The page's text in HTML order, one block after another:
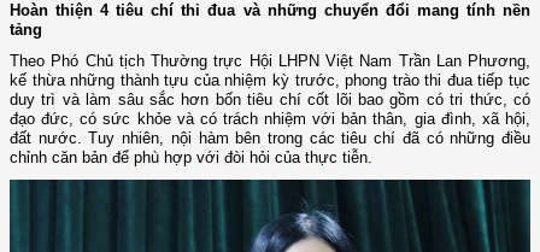
Hoàn thiện 4 tiêu chí thi đua và những chuyển đổi mang tính nền
tảng
Theo Phó Chủ tịch Thường trực Hội LHPN Việt Nam Trần Lan Phương,
kế thừa những thành tựu của nhiệm kỳ trước, phong trào thi đua tiếp tục
duy trì và làm sâu sắc hơn bốn tiêu chí cốt lõi bao gồm có tri thức, có
đạo đức, có sức khỏe và có trách nhiệm với bản thân, gia đình, xã hội,
đất nước. Tuy nhiên, nội hàm bên trong các tiêu chí đã có những điều
chỉnh căn bản để phù hợp với đòi hỏi của thực tiễn.